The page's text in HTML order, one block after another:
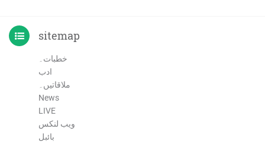
sitemap
خطبات۔
ادب
ملاقاتیں۔
News
LIVE
ویب لنکس
بائبل